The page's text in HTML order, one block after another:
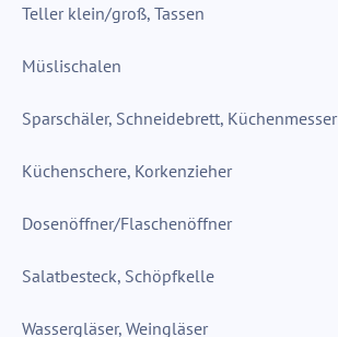
Teller klein/groß, Tassen
Müslischalen
Sparschäler, Schneidebrett, Küchenmesser
Küchenschere, Korkenzieher
Dosenöffner/Flaschenöffner
Salatbesteck, Schöpfkelle
Wassergläser, Weingläser